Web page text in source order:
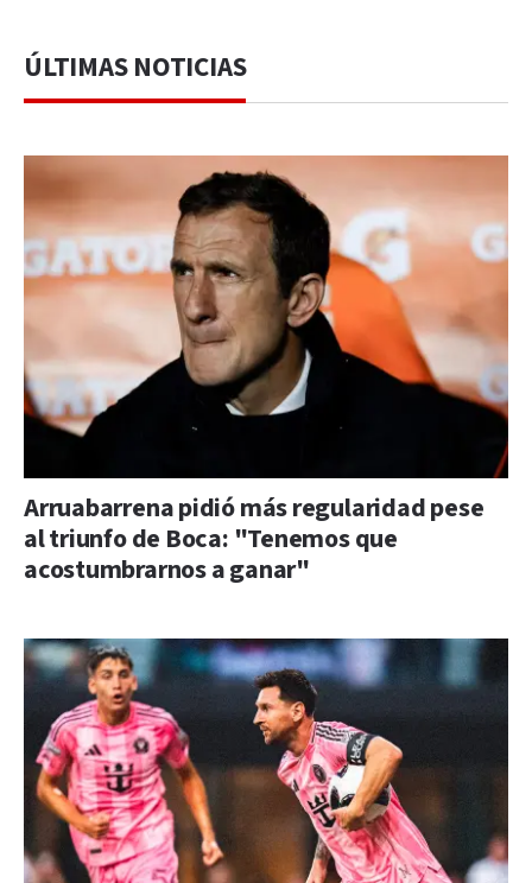
ÚLTIMAS NOTICIAS
Arruabarrena pidió más regularidad pese
al triunfo de Boca: "Tenemos que
acostumbrarnos a ganar"